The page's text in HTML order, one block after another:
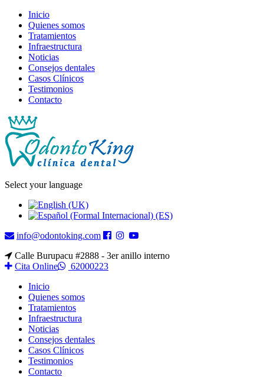
Inicio
Quienes somos
Tratamientos
Infraestructura
Noticias
Consejos dentales
Casos Clínicos
Testimonios
Contacto
Select your language
info@odontoking.com
Calle Burupacu #2888 - 3er anillo interno
Cita Online
62000223
Inicio
Quienes somos
Tratamientos
Infraestructura
Noticias
Consejos dentales
Casos Clínicos
Testimonios
Contacto